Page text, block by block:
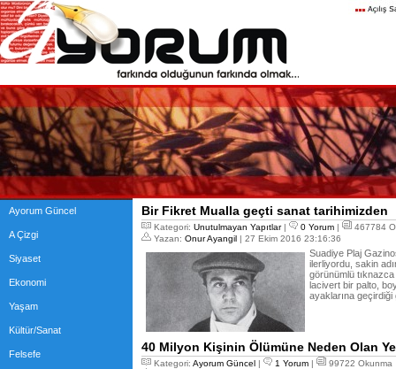
Ayorum Güncel
A Çizgi
Siyaset
Ekonomi
Yaşam
Kültür/Sanat
Felsefe
Bir Fikret Mualla geçti sanat tarihimizden
Kategori: Unutulmayan Yapıtlar| 0 Yorum |
467784
Yazan: Onur Ayangil | 27 Ekim 2016 23:16:36
Suadiye Plaj
ilerliyordu, sakin
görünümlü tıknazca
lacivert bir palto,
ayaklarına
40 Milyon Kişinin Ölümüne Neden Olan
Kategori: Ayorum Güncel | 1 Yorum |
99722 Okunma